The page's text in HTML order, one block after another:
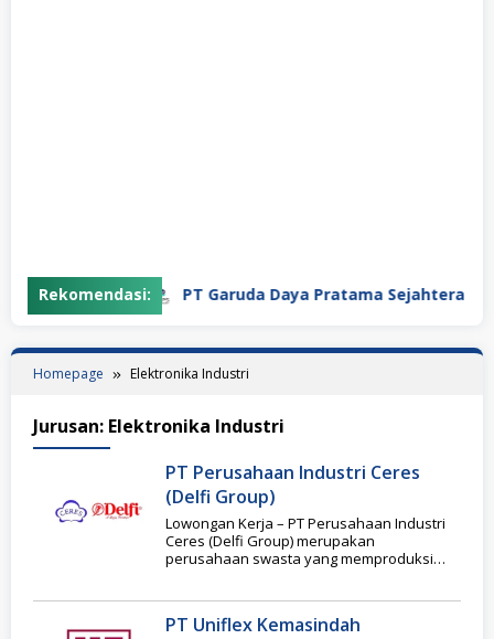
Rekomendasi: PT Garuda Daya Pratama Sejahtera
Homepage Elektronika Industri
Jurusan: Elektronika Industri
PT Perusahaan Industri Ceres
(Delfi Group)
Lowongan Kerja – PT Perusahaan Industri
Ceres (Delfi Group) merupakan
perusahaan swasta yang memproduksi
PT Uniflex Kemasindah